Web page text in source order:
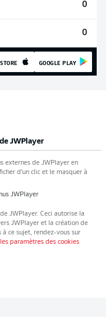
0
0
GOOGLE PLAY
JWPlayer
externes de JWPlayer en
d’un clic et le masquer à
JWPlayer
JWPlayer. Ceci autorise la
JWPlayeret la création de
à ce sujet, rendez-vous sur
paramètres des cookies